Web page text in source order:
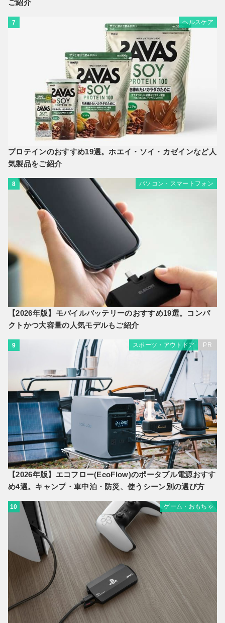
ご紹介
7 ヘルスケア
プロテインのおすすめ19選。ホエイ・ソイ・カゼインなど人
気製品をご紹介
8 パソコン・スマートフォン
【2026年版】モバイルバッテリーのおすすめ19選。コンパ
クトかつ大容量の人気モデルもご紹介
9 スポーツ・アウトドア PR
【2026年版】エコフロー(EcoFlow)のポータブル電源おすす
め4選。キャンプ・車中泊・防災、使うシーン別の選び方
10 ゲーム・おもちゃ